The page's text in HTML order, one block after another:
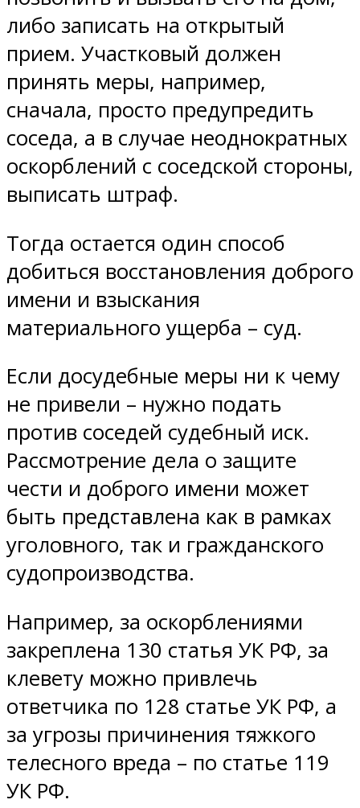
либо записать на открытый
прием. Участковый должен
принять меры, например,
сначала, просто предупредить
соседа, а в случае неоднократных
оскорблений с соседской стороны,
выписать штраф.
Тогда остается один способ
добиться восстановления доброго
имени и взыскания
материального ущерба – суд.
Если досудебные меры ни к чему
не привели – нужно подать
против соседей судебный иск.
Рассмотрение дела о защите
чести и доброго имени может
быть представлена как в рамках
уголовного, так и гражданского
судопроизводства.
Например, за оскорблениями
закреплена 130 статья УК РФ, за
клевету можно привлечь
ответчика по 128 статье УК РФ, а
за угрозы причинения тяжкого
телесного вреда – по статье 119
УК РФ.